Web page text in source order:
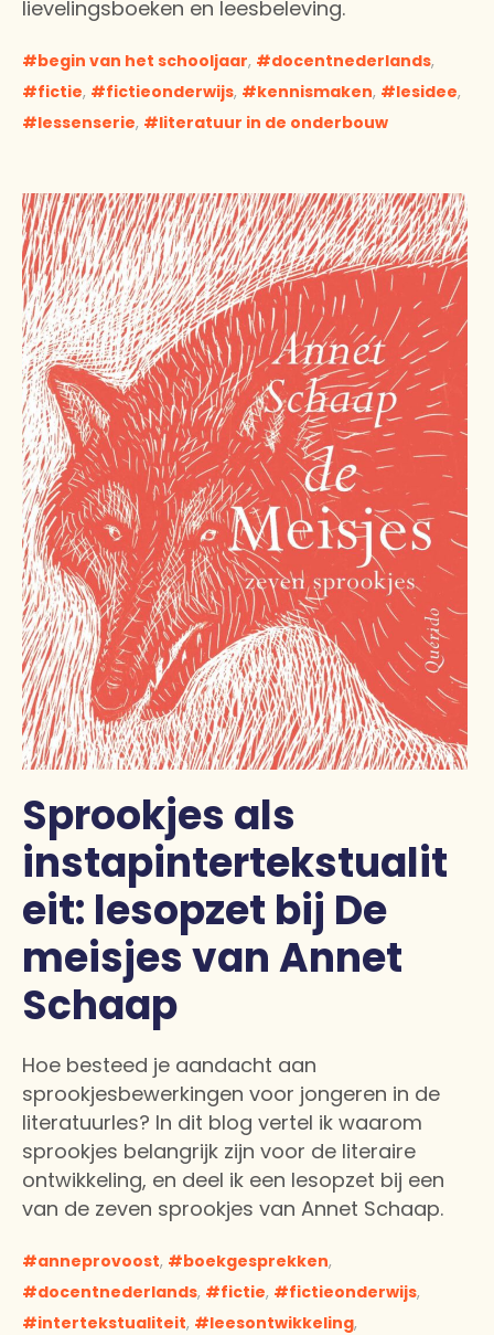
lievelingsboeken en leesbeleving.
begin van het schooljaar, docentnederlands,
fictie, fictieonderwijs, kennismaken, lesidee,
lessenserie, literatuur in de onderbouw
Sprookjes als
instapintertekstualit
eit: lesopzet bij De
meisjes van Annet
Schaap
Hoe besteed je aandacht aan
sprookjesbewerkingen voor jongeren in de
literatuurles? In dit blog vertel ik waarom
sprookjes belangrijk zijn voor de literaire
ontwikkeling, en deel ik een lesopzet bij een
van de zeven sprookjes van Annet Schaap.
anneprovoost, boekgesprekken,
docentnederlands, fictie, fictieonderwijs,
intertekstualiteit, leesontwikkeling,